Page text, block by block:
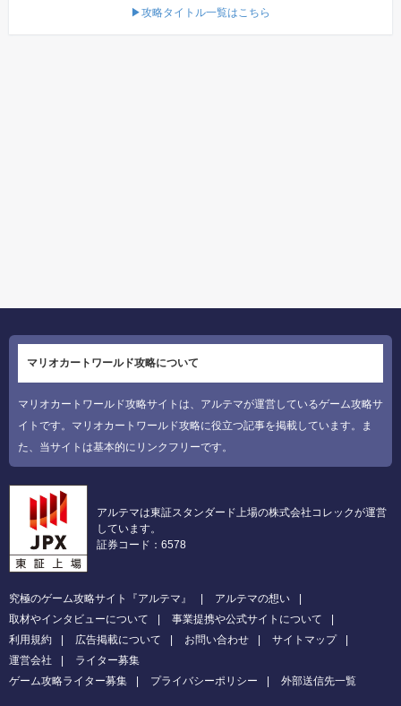
▶攻略タイトル一覧はこちら
マリオカートワールド攻略について
マリオカートワールド攻略サイトは、アルテマが運営しているゲーム攻略サ
イトです。マリオカートワールド攻略に役立つ記事を掲載しています。ま
た、当サイトは基本的にリンクフリーです。
アルテマは東証スタンダード上場の株式会社コレックが運営
しています。
証券コード：6578
究極のゲーム攻略サイト『アルテマ』
アルテマの想い
取材やインタビューについて
事業提携や公式サイトについて
利用規約
広告掲載について お問い合わせ
サイトマップ
運営会社
ライター募集
ゲーム攻略ライター募集
プライバシーポリシー 外部送信先一覧